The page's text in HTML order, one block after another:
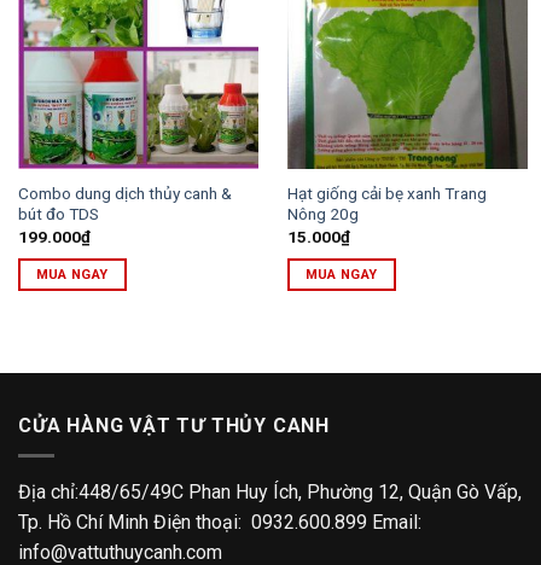
Combo dung dịch thủy canh &
bút đo TDS
199.000₫
MUA NGAY
Hạt giống cải bẹ xanh Trang
Nông 20g
15.000₫
MUA NGAY
CỬA HÀNG VẬT TƯ THỦY CANH
Địa chỉ:448/65/49C Phan Huy Ích, Phường 12, Quận Gò Vấp,
Tp. Hồ Chí Minh Điện thoại: 0932.600.899 Email:
info@vattuthuycanh.com